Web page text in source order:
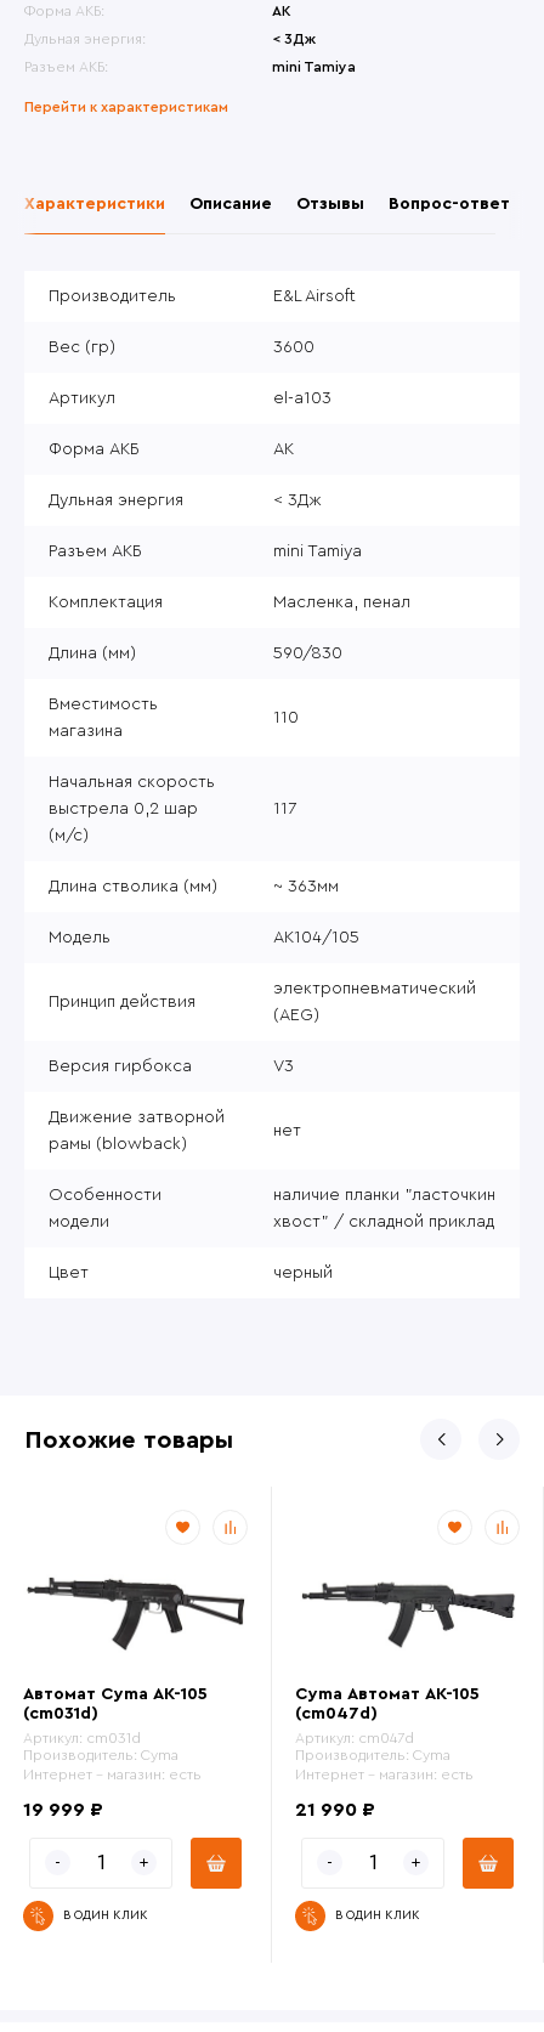
Форма АКБ:
АК
Дульная энергия:
< 3Дж
Разъем АКБ:
mini Tamiya
Перейти к характеристикам
Характеристики Описание Отзывы Вопрос-ответ
Производитель E&L Airsoft
Вес (гр) 3600
Артикул el-a103
Форма АКБ АК
Дульная энергия < 3Дж
Разъем АКБ mini Tamiya
Комплектация Масленка, пенал
Длина (мм) 590/830
Вместимость
магазина
110
Начальная скорость
выстрела 0,2 шар
(м/с)
117
Длина стволика (мм) ~ 363мм
Модель АК104/105
Принцип действия
электропневматический
(AEG)
Версия гирбокса V3
Движение затворной
рамы (blowback)
нет
Особенности
модели
наличие планки "ласточкин
хвост" / складной приклад
Цвет черный
Похожие товары
Автомат Cyma АК-105
(cm031d)
Артикул: cm031d
Производитель: Cyma
Интернет - магазин: есть
19 999 ₽
В ОДИН КЛИК
Cyma Автомат АК-105
(cm047d)
Артикул: cm047d
Производитель: Cyma
Интернет - магазин: есть
21 990 ₽
В ОДИН КЛИК